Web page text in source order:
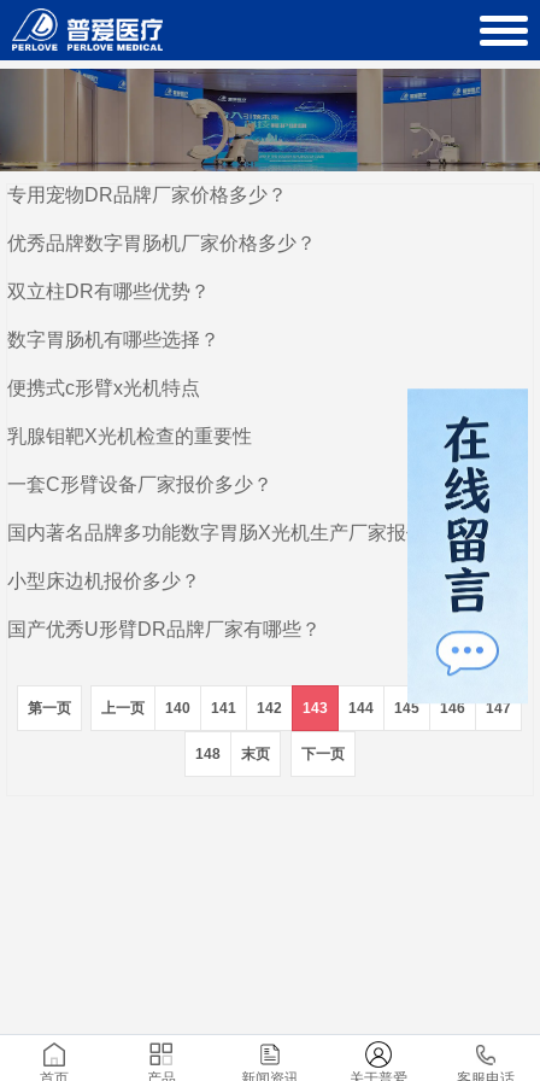
专用宠物DR品牌厂家价格多少？
优秀品牌数字胃肠机厂家价格多少？
双立柱DR有哪些优势？
数字胃肠机有哪些选择？
便携式c形臂x光机特点
乳腺钼靶X光机检查的重要性
一套C形臂设备厂家报价多少？
国内著名品牌多功能数字胃肠X光机生产厂家报价多少钱？
小型床边机报价多少？
国产优秀U形臂DR品牌厂家有哪些？
第一页 上一页 140 141 142 143 144 145 146 147
148 末页 下一页